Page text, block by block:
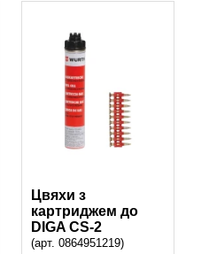
Цвяхи з
картриджем до
DIGA CS-2
(арт. 0864951219)